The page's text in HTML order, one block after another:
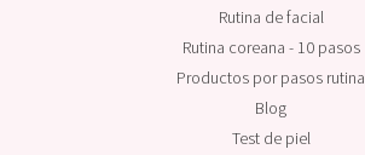
Rutina de facial
Rutina coreana - 10 pasos
Productos por pasos rutina
Blog
Test de piel